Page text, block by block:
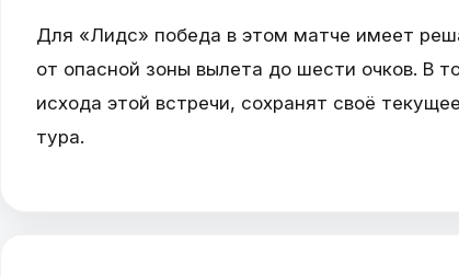
Для «Лидс» победа в этом матче имеет
от опасной зоны вылета до шести очков. В
исхода этой встречи, сохранят своё
тура.